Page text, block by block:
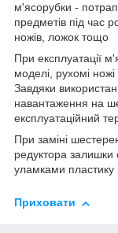
м'ясорубки -
предметів під час
ножів, ложок тощо
При експлуатації
моделі, рухомі
Завдяки
навантаження на
експлуатаційний
При заміні
редуктора залишки
уламками пластику
Приховати